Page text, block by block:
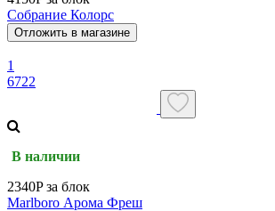
Собрание Колорс
Отложить в магазине
1
6722
В наличии
2340P за блок
Marlboro Арома Фреш